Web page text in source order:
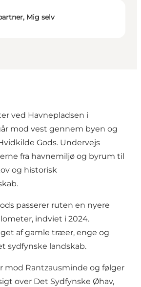
Mig selv
ved Havnepladsen i
mod vest gennem byen og
Gods. Undervejs
fra havnemiljø og byrum til
og historisk
passerer ruten en nyere
indviet i 2024.
af gamle træer, enge og
sydfynske landskab.
Rantzausminde og følger
over Det Sydfynske Øhav,